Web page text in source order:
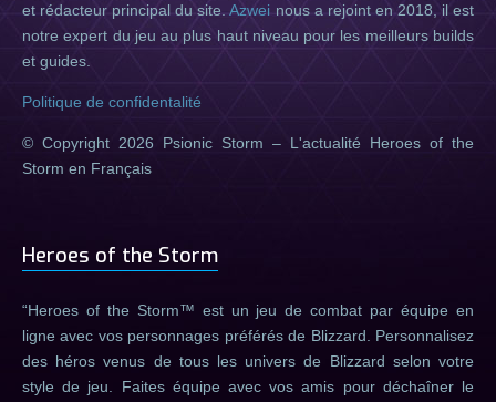
et rédacteur principal du site.Azwei nous a rejoint en 2018, il est
notre expert du jeu au plus haut niveau pour les meilleurs builds
et guides.
Politique de confidentalité
© Copyright 2026 Psionic Storm – L'actualité Heroes of the
Storm en Français
Heroes of the Storm
Heroes of the Storm™ est un jeu de combat par équipe en
ligne avec vos personnages préférés de Blizzard. Personnalisez
des héros venus de tous les univers de Blizzard selon votre
style de jeu. Faites équipe avec vos amis pour déchaîner le